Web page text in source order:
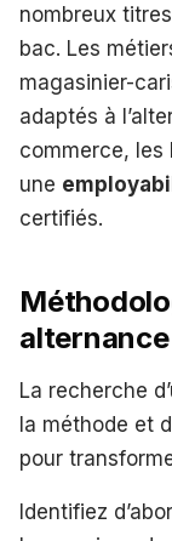
nombreux
bac. Les
magasinier-
adaptés à
commerce, les
une
certifiés.
La recherche
la méthode et
pour
Identifiez